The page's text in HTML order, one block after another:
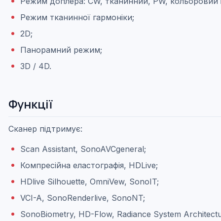
Режим тканинної гармоніки;
2D;
Панорамний режим;
3D / 4D.
Функції
Сканер підтримує:
Scan Assistant, SonoAVCgeneral;
Компресійна еластографія, HDLive;
HDlive Silhouette, OmniVew, SonoIT;
VCI-A, SonoRenderlive, SonoNT;
SonoBiometry, HD-Flow, Radiance System